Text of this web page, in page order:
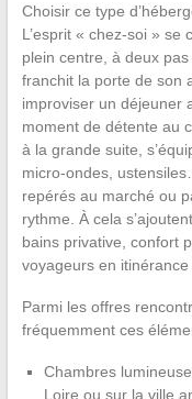
Choisir ce type
L’esprit « chez-soi » se
plein centre, à deux
franchit la porte de son
improviser un déjeuner
moment de détente au
à la grande suite,
micro-ondes,
repérés au marché ou
rythme. À cela
bains privative, confort
voyageurs en itinérance
Parmi les offres
fréquemment ces
Chambres
Loire ou sur la ville